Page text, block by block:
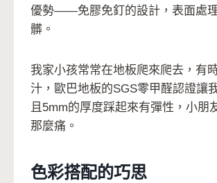
優勢——免膠免釘的設計，表面處
髒。
我家小孩常常在地板爬來爬去，有
汁，歐巴地板的SGS零甲醛認證讓
且5mm的厚度踩起來有彈性，小朋
那麼痛。
色彩搭配的巧思